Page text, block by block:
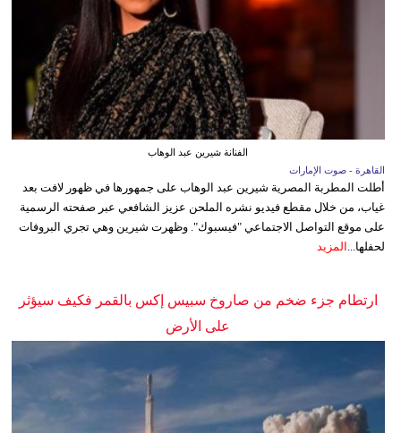
الفنانة شيرين عبد الوهاب
القاهرة - صوت الإمارات
أطلت المطربة المصرية شيرين عبد الوهاب على جمهورها في ظهور لافت بعد
غياب، من خلال مقطع فيديو نشره الملحن عزيز الشافعي عبر صفحته الرسمية
على موقع التواصل الاجتماعي "فيسبوك". وظهرت شيرين وهي تجري البروفات
لحفلها... المزيد
ارتطام جزء ضخم من صاروخ سبيس إكس بالقمر فكيف سيؤثر
على الأرض